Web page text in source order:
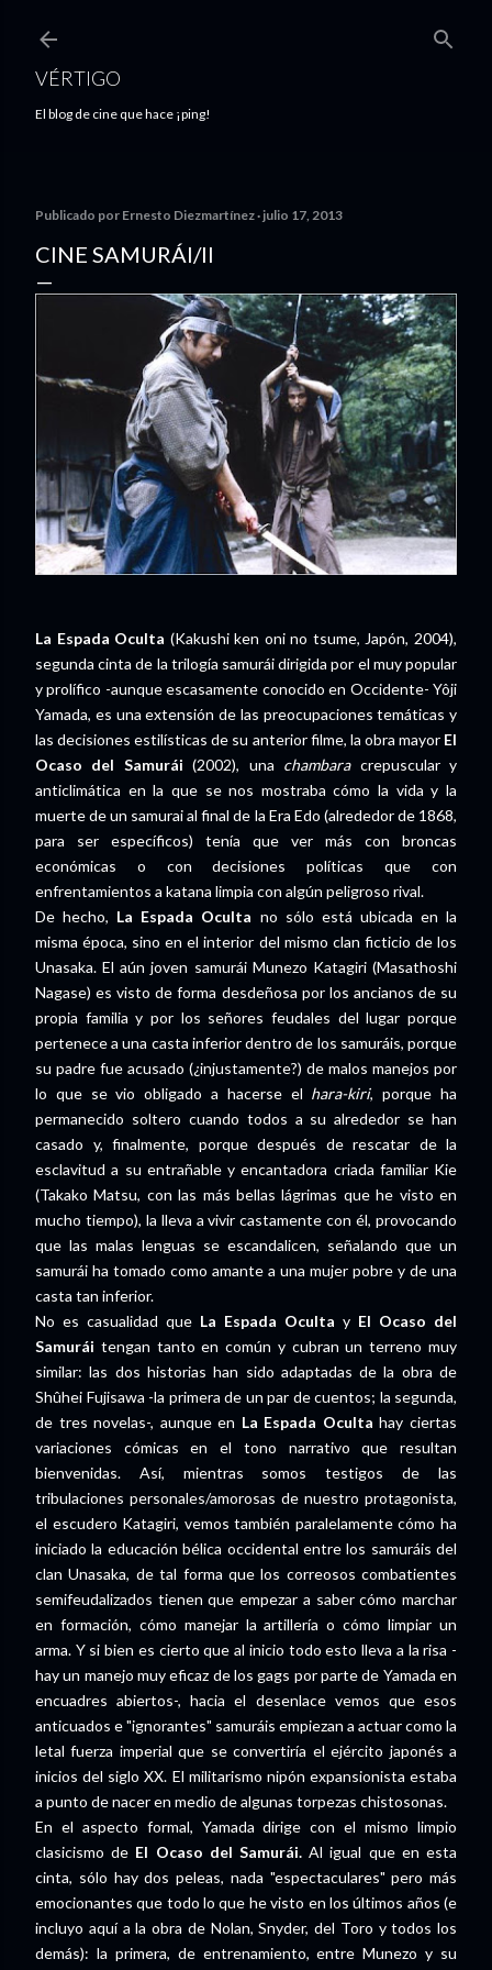
VÉRTIGO
El blog de cine que hace ¡ping!
Publicado por Ernesto Diezmartínez julio 17, 2013
CINE SAMURÁI/II
La Espada Oculta (Kakushi ken oni no tsume, Japón, 2004),
segunda cinta de la trilogía samurái dirigida por el muy popular
y prolífico -aunque escasamente conocido en Occidente- Yôji
Yamada, es una extensión de las preocupaciones temáticas y
las decisiones estilísticas de su anterior filme, la obra mayor El
Ocaso del Samurái (2002), una chambaracrepuscular y
anticlimática en la que se nos mostraba cómo la vida y la
muerte de un samurai al final de la Era Edo (alrededor de 1868,
para ser específicos) tenía que ver más con broncas
económicas o con decisiones políticas que con
enfrentamientos a katana limpia con algún peligroso rival.
De hecho, La Espada Oculta no sólo está ubicada en la
misma época, sino en el interior del mismo clan ficticio de los
Unasaka. El aún joven samurái Munezo Katagiri (Masathoshi
Nagase) es visto de forma desdeñosa por los ancianos de su
propia familia y por los señores feudales del lugar porque
pertenece a una casta inferior dentro de los samuráis, porque
su padre fue acusado (¿injustamente?) de malos manejos por
lo que se vio obligado a hacerse el hara-kiri, porque ha
permanecido soltero cuando todos a su alrededor se han
casado y, finalmente, porque después de rescatar de la
esclavitud a su entrañable y encantadora criada familiar Kie
(Takako Matsu, con las más bellas lágrimas que he visto en
mucho tiempo), la lleva a vivir castamente con él, provocando
que las malas lenguas se escandalicen, señalando que un
samurái ha tomado como amante a una mujer pobre y de una
casta tan inferior.
No es casualidad que La Espada Oculta y El Ocaso del
Samurái tengan tanto en común y cubran un terreno muy
similar: las dos historias han sido adaptadas de la obra de
Shûhei Fujisawa -la primera de un par de cuentos; la segunda,
de tres novelas-, aunque en La Espada Oculta hay ciertas
variaciones cómicas en el tono narrativo que resultan
bienvenidas. Así, mientras somos testigos de las
tribulaciones personales/amorosas de nuestro protagonista,
el escudero Katagiri, vemos también paralelamente cómo ha
iniciado la educación bélica occidental entre los samuráis del
clan Unasaka, de tal forma que los correosos combatientes
semifeudalizados tienen que empezar a saber cómo marchar
en formación, cómo manejar la artillería o cómo limpiar un
arma. Y si bien es cierto que al inicio todo esto lleva a la risa -
hay un manejo muy eficaz de los gags por parte de Yamada en
encuadres abiertos-, hacia el desenlace vemos que esos
anticuados e "ignorantes" samuráis empiezan a actuar como la
letal fuerza imperial que se convertiría el ejército japonés a
inicios del siglo XX. El militarismo nipón expansionista estaba
a punto de nacer en medio de algunas torpezas chistosonas.
En el aspecto formal, Yamada dirige con el mismo limpio
clasicismo de El Ocaso del Samurái. Al igual que en esta
cinta, sólo hay dos peleas, nada "espectaculares" pero más
emocionantes que todo lo que he visto en los últimos años (e
incluyo aquí a la obra de Nolan, Snyder, del Toro y todos los
demás): la primera, de entrenamiento, entre Munezo y su